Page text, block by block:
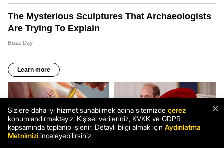
×
Sizlere daha iyi hizmet sunabilmek adına sitemizde çerez
konumlandırmaktayız. Kişisel verileriniz, KVKK ve GDPR
kapsamında toplanıp işlenir. Detaylı bilgi almak için Aydınlatma
Metnimizi inceleyebilirsiniz.